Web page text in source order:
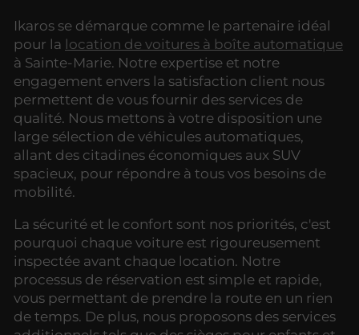
Ikaros se démarque comme le partenaire idéal
pour la location de voitures à boîte automatique
à Sainte-Marie. Notre expertise et notre
engagement envers la satisfaction client nous
permettent de vous fournir des services de
qualité. Nous mettons à votre disposition une
large sélection de véhicules automatiques,
allant des citadines économiques aux SUV
spacieux, pour répondre à tous vos besoins de
mobilité.
La sécurité et le confort sont nos priorités, c'est
pourquoi chaque voiture est rigoureusement
inspectée avant chaque location. Notre
processus de réservation est simple et rapide,
vous permettant de prendre la route en un rien
de temps. De plus, nous proposons des services